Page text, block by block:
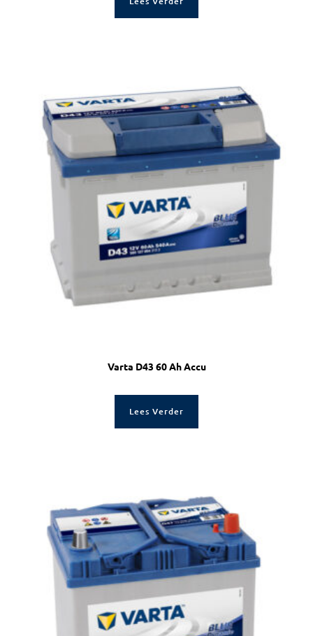
Varta D43 60 Ah Accu
Lees Verder